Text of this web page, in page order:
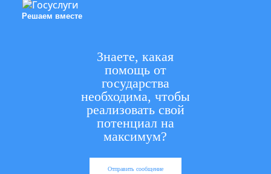
Решаем вместе
Знаете, какая
помощь от
государства
необходима, чтобы
реализовать свой
потенциал на
максимум?
Отправить сообщение